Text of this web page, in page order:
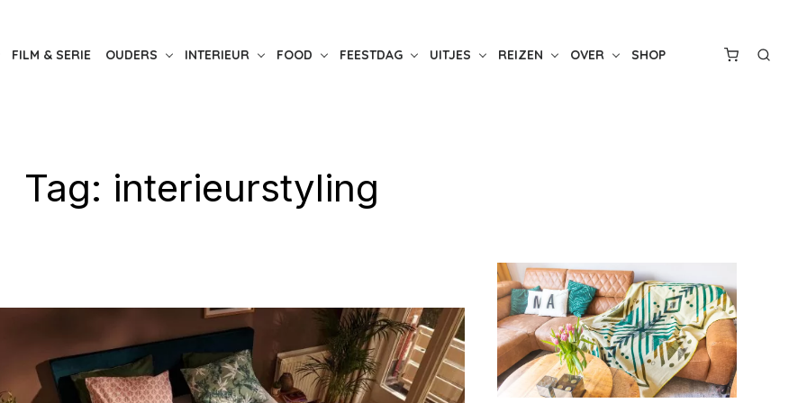
FILM & SERIE OUDERS INTERIEUR FOOD FEESTDAG UITJES REIZEN OVER SHOP
Tag: interieurstyling